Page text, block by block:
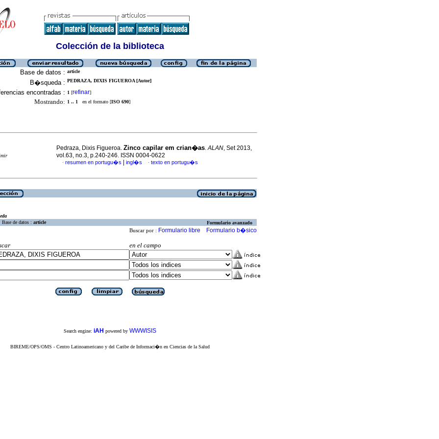
Colección de la biblioteca
Base de datos : article
B�squeda : PEDRAZA, DIXIS FIGUEROA [Autor]
encontradas : 1 [refinar]
Mostrando: 1 .. 1 en el formato [ISO 690]
Pedraza, Dixis Figueroa. Zinco capilar em crian�as.ALAN, Set 2013,
vol.63, no.3, p.240-246. ISSN 0004-0622
· resumen en portugu�s ingl�s · texto en portugu�s
Base de datos : article Formulario avanzado
Buscar por : Formulario libre Formulario b�sico
en el campo
Search engine: iAH powered by WWWISIS
BIREME/OPS/OMS - Centro Latinoamericano y del Caribe de Informaci�n en Ciencias de la Salud